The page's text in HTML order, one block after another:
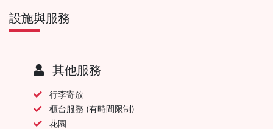
設施與服務
其他服務
行李寄放
櫃台服務 (有時間限制)
花園